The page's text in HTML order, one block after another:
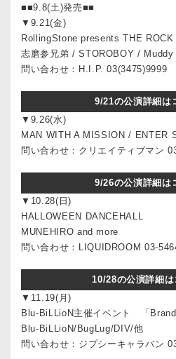
■■9.8(土)発売■■
▼9.21(金)
RollingStone presents THE ROCK
志磨参兄弟 / STOROBOY / Muddy
問い合わせ：H.I.P. 03(3475)9999
9/21の公演詳細は
▼9.26(水)
MAN WITH A MISSION / ENTER
問い合わせ：クリエイティブマン
9/26の公演詳細は
▼10.28(日)
HALLOWEEN DANCEHALL
MUNEHIRO and more
問い合わせ：LIQUIDROOM 03-
10/28の公演詳細は
▼11.19(月)
Blu-BiLLioN主催イベント 「Brand
Blu-BiLLioN/BugLug/DIV/他
問い合わせ：ジプシーキャラバン